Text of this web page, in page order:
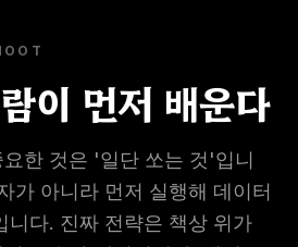
이 먼저 배운다
한 것은 '일단 쏘는 것'입니
가 아니라 먼저 실행해 데이터
니다. 진짜 전략은 책상 위가